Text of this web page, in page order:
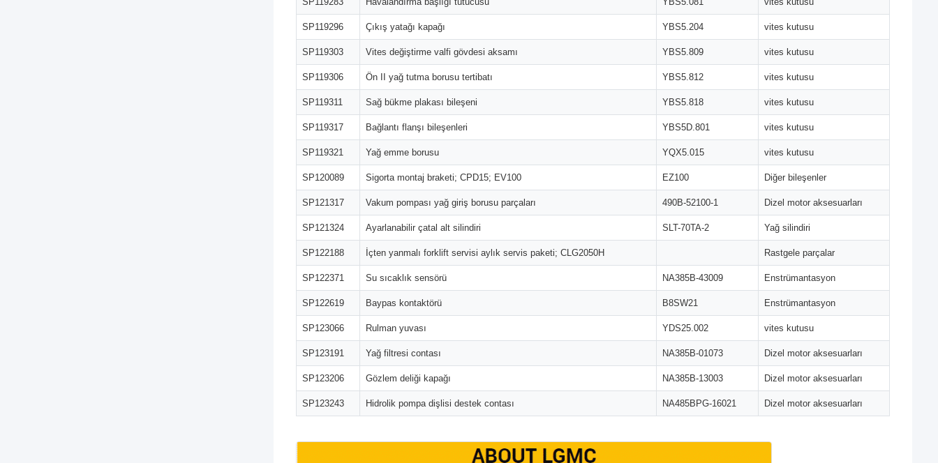
SP119296 Çıkış yatağı kapağı YBS5.204 vites kutusu
SP119303 Vites değiştirme valfi gövdesi aksamı YBS5.809 vites kutusu
SP119306 Ön II yağ tutma borusu tertibatı YBS5.812 vites kutusu
SP119311 Sağ bükme plakası bileşeni YBS5.818 vites kutusu
SP119317 Bağlantı flanşı bileşenleri YBS5D.801 vites kutusu
SP119321 Yağ emme borusu YQX5.015 vites kutusu
SP120089 Sigorta montaj braketi; CPD15; EV100 EZ100 Diğer bileşenler
SP121317 Vakum pompası yağ giriş borusu parçaları 490B-52100-1 Dizel motor aksesuarları
SP121324 Ayarlanabilir çatal alt silindiri SLT-70TA-2 Yağ silindiri
SP122188 İçten yanmalı forklift servisi aylık servis paketi; CLG2050H Rastgele parçalar
SP122371 Su sıcaklık sensörü NA385B-43009 Enstrümantasyon
SP122619 Baypas kontaktörü B8SW21 Enstrümantasyon
SP123066 Rulman yuvası YDS25.002 vites kutusu
SP123191 Yağ filtresi contası NA385B-01073 Dizel motor aksesuarları
SP123206 Gözlem deliği kapağı NA385B-13003 Dizel motor aksesuarları
SP123243 Hidrolik pompa dişlisi destek contası NA485BPG-16021 Dizel motor aksesuarları